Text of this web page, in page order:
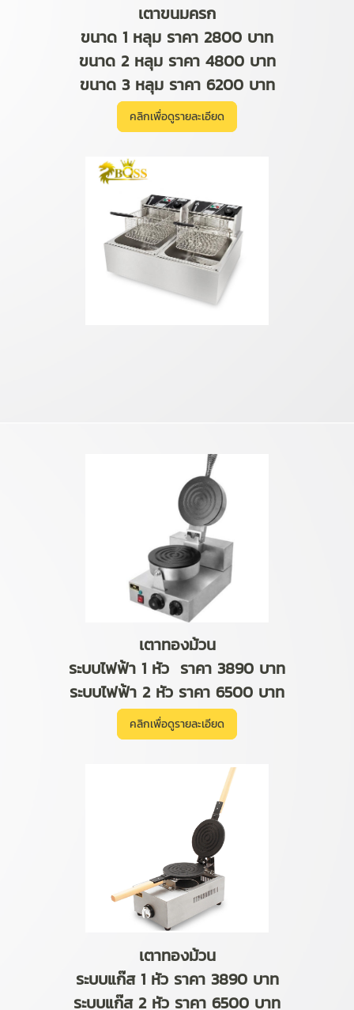
เตาขนมครก
ขนาด 1 หลุม ราคา 2800 บาท
ขนาด 2 หลุม ราคา 4800 บาท
ขนาด 3 หลุม ราคา 6200 บาท
คลิกเพื่อดูรายละเอียด
เตาทองม้วน
ระบบไฟฟ้า 1 หัว ราคา 3890 บาท
ระบบไฟฟ้า 2 หัว ราคา 6500 บาท
คลิกเพื่อดูรายละเอียด
เตาทองม้วน
ระบบแก๊ส 1 หัว ราคา 3890 บาท
ระบบแก๊ส 2 หัว ราคา 6500 บาท